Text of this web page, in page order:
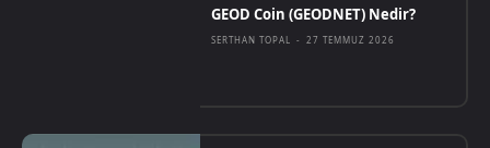
GEOD Coin (GEODNET) Nedir?
SERTHAN TOPAL - 27 TEMMUZ 2026